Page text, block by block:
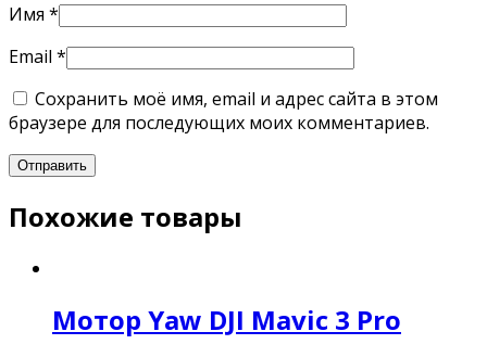
Имя *
Email *
Сохранить моё имя, email и адрес сайта в этом
браузере для последующих моих комментариев.
Похожие товары
Мотор Yaw DJI Mavic 3 Pro